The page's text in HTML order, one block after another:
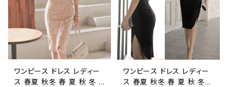
いサイズ きれいめ タイト ド
レスワンピース お呼ばれ 韓
国 ファッション オフィスカ
ジュアル 韓国風 キャバドレ
ス ナイトドレス ナイトワンピ
上品 ブラック 大人 カジュ
アル 10代 20代 30代 40
代 C-OSS0111
いサイズ きれいめ タイト ド
レスワンピース お呼ばれ 韓
国 ファッション オフィスカ
ジュアル 韓国風 キャバドレ
ス ナイトドレス ナイトワンピ
上品 ブラック 大人 カジュ
アル 10代 20代 30代 40
代 C-OSS0110
ワンピース ドレス レディー
ス 春夏 秋冬 春 夏 秋 冬 ド
ワンピース ドレス レディー
ス 春夏 秋冬 春 夏 秋 冬